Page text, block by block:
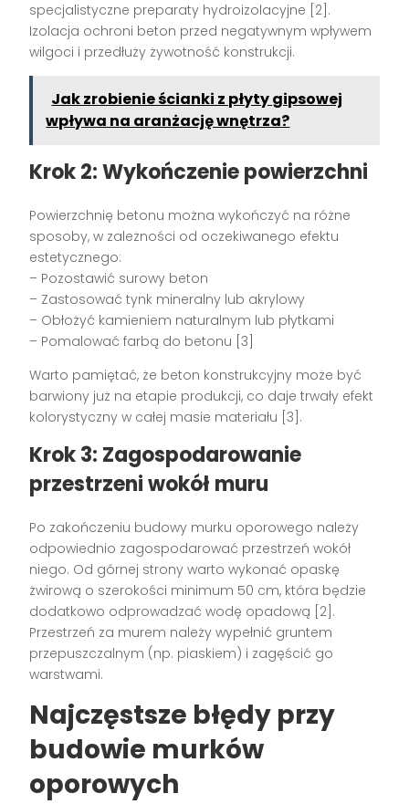
specjalistyczne preparaty hydroizolacyjne [2].
Izolacja ochroni beton przed negatywnym wpływem
wilgoci i przedłuży żywotność konstrukcji.
Jak zrobienie ścianki z płyty gipsowej
wpływa na aranżację wnętrza?
Krok 2: Wykończenie powierzchni
Powierzchnię betonu można wykończyć na różne
sposoby, w zależności od oczekiwanego efektu
estetycznego:
– Pozostawić surowy beton
– Zastosować tynk mineralny lub akrylowy
– Obłożyć kamieniem naturalnym lub płytkami
– Pomalować farbą do betonu [3]
Warto pamiętać, że beton konstrukcyjny może być
barwiony już na etapie produkcji, co daje trwały efekt
kolorystyczny w całej masie materiału [3].
Krok 3: Zagospodarowanie
przestrzeni wokół muru
Po zakończeniu budowy murku oporowego należy
odpowiednio zagospodarować przestrzeń wokół
niego. Od górnej strony warto wykonać opaskę
żwirową o szerokości minimum 50 cm, która będzie
dodatkowo odprowadzać wodę opadową [2].
Przestrzeń za murem należy wypełnić gruntem
przepuszczalnym (np. piaskiem) i zagęścić go
warstwami.
Najczęstsze błędy przy
budowie murków
oporowych